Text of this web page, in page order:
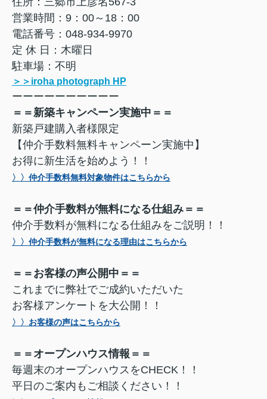
営業時間：9：00～18：00
電話番号：048-934-9970
定 休 日：木曜日
駐車場：不明
＞＞iroha photograph HP
ーーーーーーーーーー
＝＝新築キャンペーン実施中＝＝
新築戸建購入者様限定
【仲介手数料無料キャンペーン実施中】
お得に新生活を始めよう！！
〉〉仲介手数料無料対象物件はこちらから
＝＝仲介手数料が無料になる仕組み＝＝
仲介手数料が無料になる仕組みをご説明！！
〉〉仲介手数料が無料になる理由はこちらから
＝＝お客様の声公開中＝＝
これまでに弊社でご成約いただいた
お客様アンケートを大公開！！
〉〉お客様の声はこちらから
＝＝オープンハウス情報＝＝
毎週末のオープンハウスをCHECK！！
平日のご案内もご相談ください！！